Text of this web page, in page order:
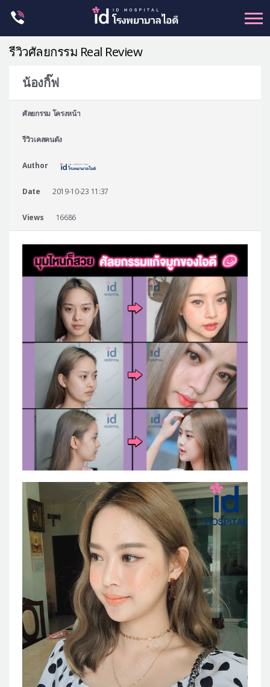
ศัลยกรรม โครงหน้า
ศัลยกรรมผู้ชาย
แผนกศัลยกรรมจุดซ่อนเร้น
แนะนำโรงพยาบาลไอดี
ศัลยกรรมอย่างปลอดภัย
ปรึกษาทางออนไลน์
Real Selfie Review
รีวิวศัลยกรรม Real Review
น้องกิ๊ฟ
ศัลยกรรม โครงหน้า
รีวิวเคสคนดัง
Author
Date 2019-10-23 11:37
Views 16686